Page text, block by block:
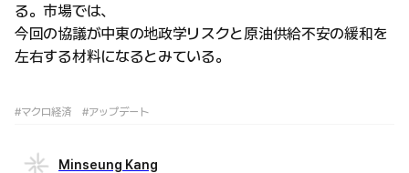
る。市場では、
今回の協議が中東の地政学リスクと原油供給不安の緩和を
左右する材料になるとみている。
#マクロ経済 #アップデート
Minseung Kang